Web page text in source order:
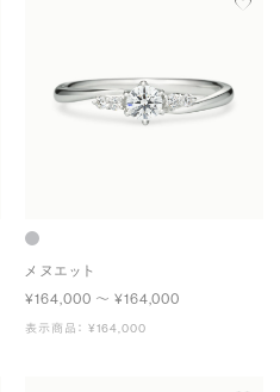
メヌエット
¥164,000 〜 ¥164,000
表示商品： ¥164,000